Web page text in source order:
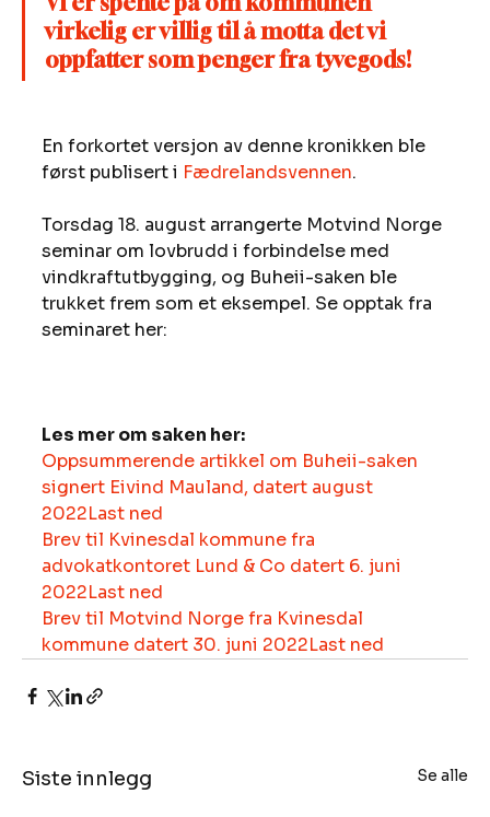
virkelig er villig til å motta det vi
oppfatter som penger fra tyvegods!
En forkortet versjon av denne kronikken ble
først publisert i Fædrelandsvennen.
Torsdag 18. august arrangerte Motvind Norge
seminar om lovbrudd i forbindelse med
vindkraftutbygging, og Buheii-saken ble
trukket frem som et eksempel. Se opptak fra
seminaret her:
Les mer om saken her:
Oppsummerende artikkel om Buheii-saken
signert Eivind Mauland, datert august
2022Last ned
Brev til Kvinesdal kommune fra
advokatkontoret Lund & Co datert 6. juni
2022Last ned
Brev til Motvind Norge fra Kvinesdal
kommune datert 30. juni 2022Last ned
Siste innlegg Se alle